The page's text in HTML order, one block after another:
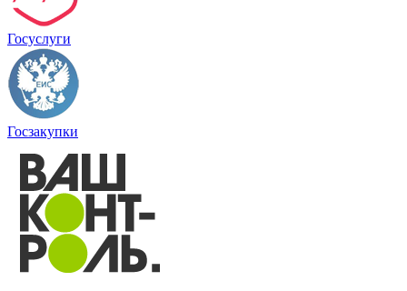
Госуслуги
Госзакупки